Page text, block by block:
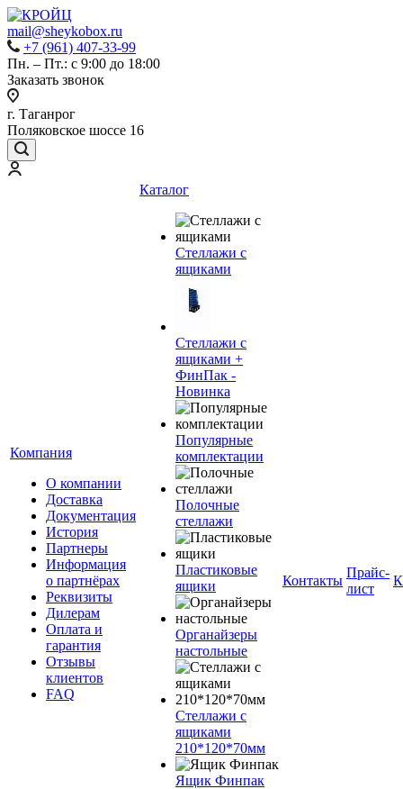
mail@sheykobox.ru
+7 (961) 407-33-99
Пн. – Пт.: с 9:00 до 18:00
Заказать звонок
г. Таганрог
Поляковское шоссе 16
Компания
О компании
Доставка
Документация
История
Партнеры
Информация
о партнёрах
Реквизиты
Дилерам
Оплата и
гарантия
Отзывы
клиентов
FAQ
Каталог
Стеллажи с
ящиками
Стеллажи с
ящиками +
ФинПак -
Новинка
Популярные
комплектации
Полочные
стеллажи
Пластиковые
ящики
Органайзеры
настольные
Стеллажи с
ящиками
210*120*70мм
Ящик Финпак
Контакты
Прайс-
лист